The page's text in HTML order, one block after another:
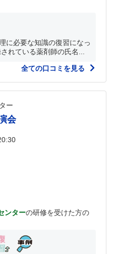
に必要な知識の復習になっ
れている薬剤師の氏名...
全ての口コミを見る
ー
会
ンターの研修を受けた方の